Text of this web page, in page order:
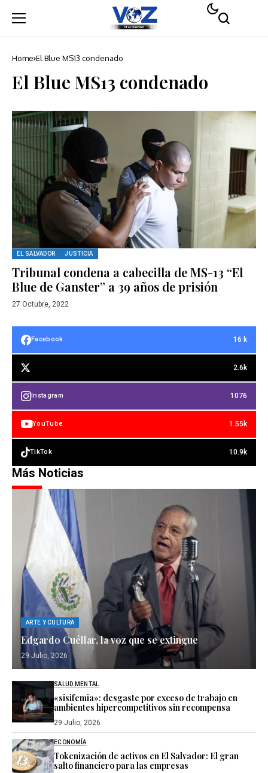
Home El Blue MS13 condenado
El Blue MS13 condenado
EL SALVADOR JUSTICIA
Tribunal condena a cabecilla de MS-13 “El
Blue de Ganster” a 39 años de prisión
27 Octubre, 2022
Facebook 16 k
2.6k
Instagram 1076
YouTube 1.55k
TikTok 10.9k
Más Noticias
ARTE Y CULTURA
Edgardo Cuéllar, la voz que se extingue
29 Julio, 2026
SALUD MENTAL
«sisifemia»: desgaste por exceso de trabajo en
ambientes hipercompetitivos sin recompensa
29 Julio, 2026
ECONOMÍA
Tokenización de activos en El Salvador: El gran
salto financiero para las empresas